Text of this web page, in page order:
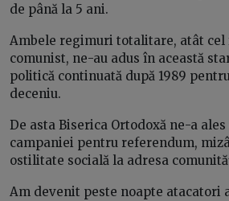
de până la 5 ani.
Ambele regimuri totalitare, atât cel
comunist, ne-au adus în această
politică continuată după 1989
deceniu.
De asta Biserica Ortodoxă ne-a
campaniei pentru referendum,
ostilitate socială la adresa
Am devenit peste noapte atacatori